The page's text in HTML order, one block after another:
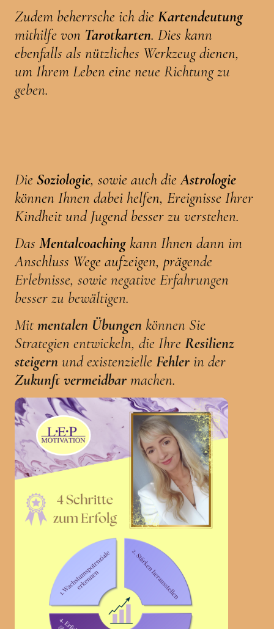
Zudem beherrsche ich die Kartendeutung
mithilfe von Tarotkarten. Dies kann
ebenfalls als nützliches Werkzeug dienen,
um Ihrem Leben eine neue Richtung zu
geben.
Die Soziologie, sowie auch dieAstrologie
können Ihnen dabei helfen, Ereignisse Ihrer
Kindheit und Jugend besser zu verstehen.
Das Mentalcoaching kann Ihnen dann im
Anschluss Wege aufzeigen, prägende
Erlebnisse, sowie negative Erfahrungen
besser zu bewältigen.
Mitmentalen Übungen können Sie
Strategien entwickeln, die Ihre Resilienz
steigern und existenzielle Fehler in der
Zukunft vermeidbar machen.